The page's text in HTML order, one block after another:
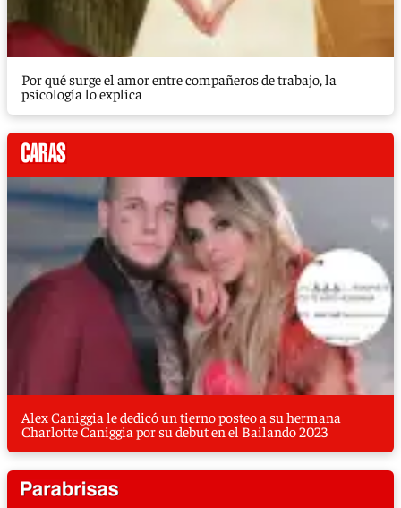
Por qué surge el amor entre compañeros de trabajo, la
psicología lo explica
Alex Caniggia le dedicó un tierno posteo a su hermana
Charlotte Caniggia por su debut en el Bailando 2023